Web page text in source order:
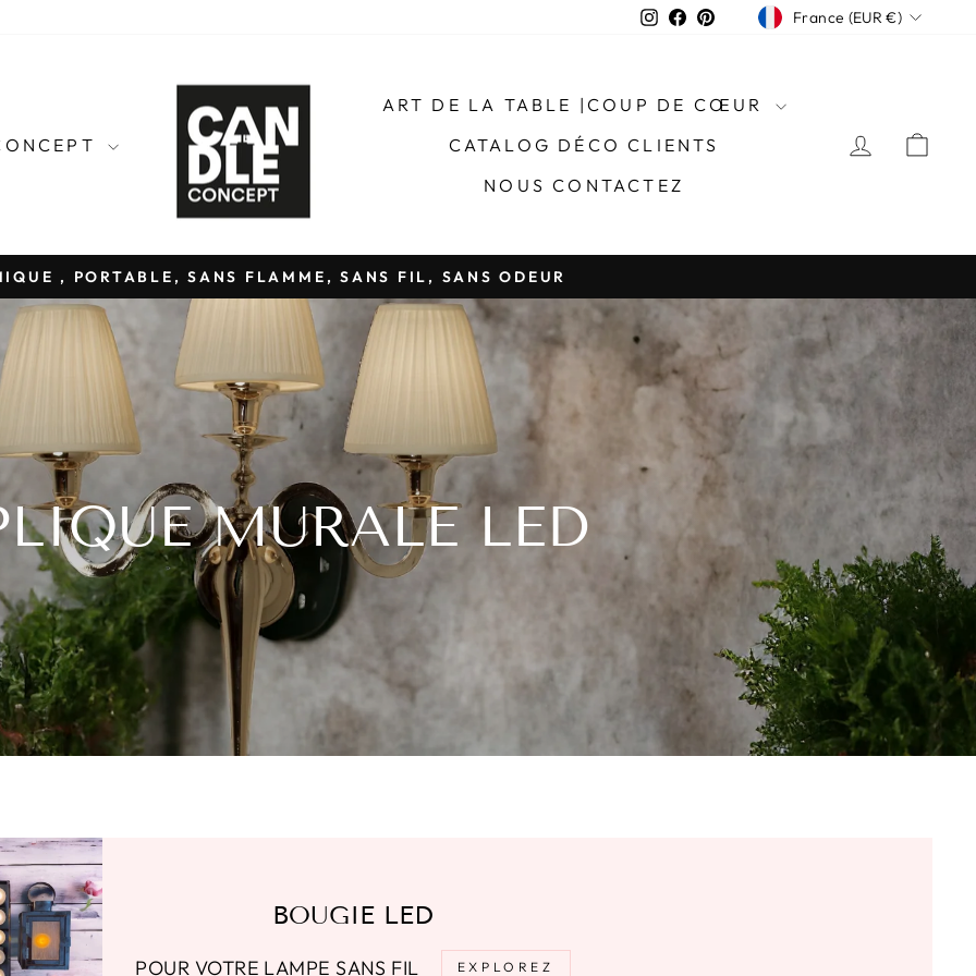
Instagram
Facebook
PinterestDEVISE
France (EUR €)
ART DE LA TABLE |COUP DE CŒUR
CATALOG DÉCO CLIENTS
NOUS CONTACTEZ
SE
Diaporama
, PORTABLE, SANS FLAMME, SANS FIL, SANS ODEUR
MURALE LED
BOUGIE LED
POUR VOTRE LAMPE SANS FIL EXPLOREZ